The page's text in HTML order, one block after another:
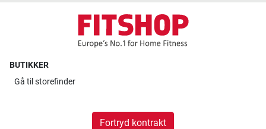
BUTIKKER
Gå til storefinder
Fortryd kontrakt